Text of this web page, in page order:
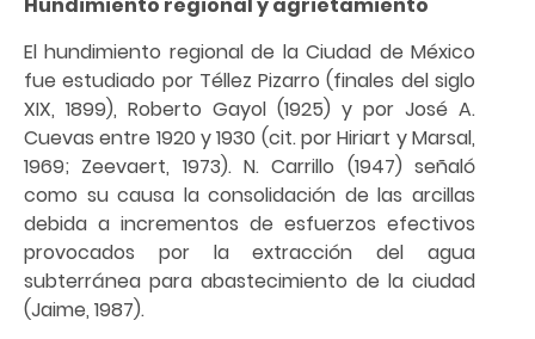
Hundimiento regional y agrietamiento
El hundimiento regional de la Ciudad de México
fue estudiado por Téllez Pizarro (finales del siglo
XIX, 1899), Roberto Gayol (1925) y por José A.
Cuevas entre 1920 y 1930 (cit. por Hiriart y Marsal,
1969; Zeevaert, 1973). N. Carrillo (1947) señaló
como su causa la consolidación de las arcillas
debida a incrementos de esfuerzos efectivos
provocados por la extracción del agua
subterránea para abastecimiento de la ciudad
(Jaime, 1987).